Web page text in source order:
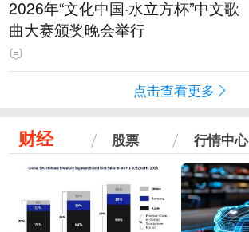
2026年“文化中国·水立方杯”中文歌
曲大赛颁奖晚会举行
点击查看更多
财经 股票 行情中心